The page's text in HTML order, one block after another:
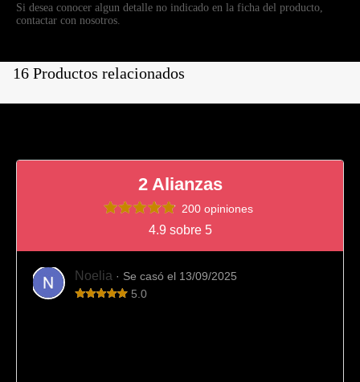
Si desea conocer algun detalle no indicado en la ficha del producto,
contactar con nosotros.
16 Productos relacionados
2 Alianzas
200 opiniones
4.9 sobre 5
Noelia · Se casó el 13/09/2025
5.0